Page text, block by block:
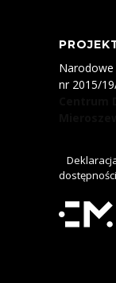
nr 2015/
dostępności